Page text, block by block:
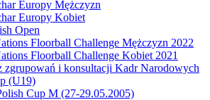
Europy Mężczyzn
Europy Kobiet
Open
Floorball Challenge Mężczyzn 2022
Floorball Challenge Kobiet 2021
zgrupowań i konsultacji Kadr Narodowych
(U19)
Cup M (27-29.05.2005)